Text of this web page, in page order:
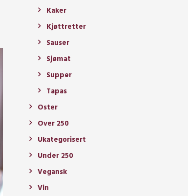
Kaker
Kjøttretter
Sauser
Sjømat
Supper
Tapas
Oster
Over 250
Ukategorisert
Under 250
Vegansk
Vin